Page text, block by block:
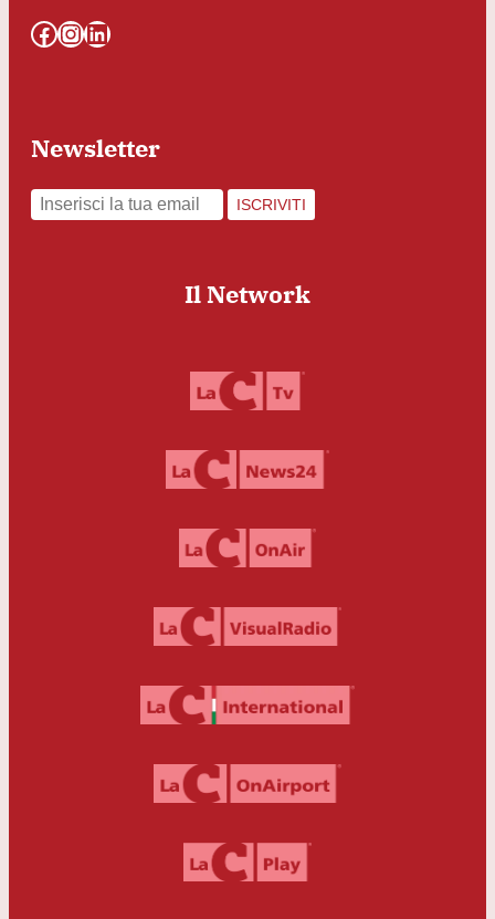
Facebook InstagramLinkedIn
Newsletter
ISCRIVITI
Il Network